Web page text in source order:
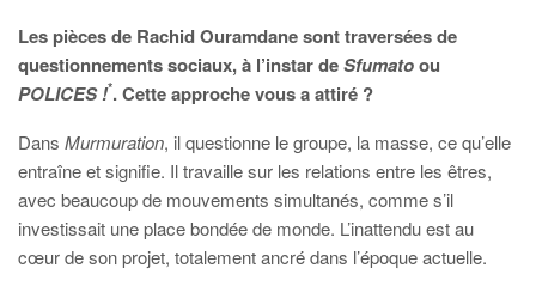
Les pièces de Rachid Ouramdane sont traversées de
questionnements sociaux, à l’instar deSfumatoou
POLICES !*. Cette approche vous a attiré ?
Dans Murmuration, il questionne le groupe, la masse, ce qu’elle
entraîne et signifie. Il travaille sur les relations entre les êtres,
avec beaucoup de mouvements simultanés, comme s’il
investissait une place bondée de monde. L’inattendu est au
cœur de son projet, totalement ancré dans l’époque actuelle.